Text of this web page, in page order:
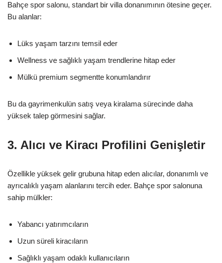
Bahçe spor salonu, standart bir villa donanımının ötesine geçer.
Bu alanlar:
Lüks yaşam tarzını temsil eder
Wellness ve sağlıklı yaşam trendlerine hitap eder
Mülkü premium segmentte konumlandırır
Bu da gayrimenkulün satış veya kiralama sürecinde daha
yüksek talep görmesini sağlar.
3. Alıcı ve Kiracı Profilini Genişletir
Özellikle yüksek gelir grubuna hitap eden alıcılar, donanımlı ve
ayrıcalıklı yaşam alanlarını tercih eder. Bahçe spor salonuna
sahip mülkler:
Yabancı yatırımcıların
Uzun süreli kiracıların
Sağlıklı yaşam odaklı kullanıcıların